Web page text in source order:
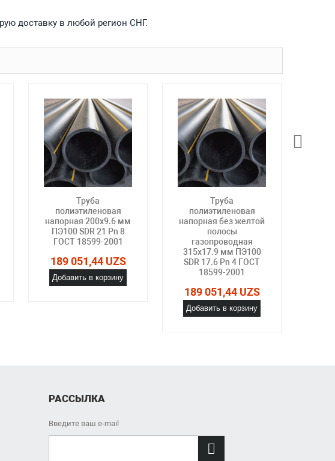
доставку в любой регион СНГ.
Труба
полиэтиленовая
напорная 200х9.6 мм
ПЭ100 SDR 21 Pn 8
ГОСТ 18599-2001
189 051,44 UZS
Добавить в корзину
Труба
полиэтиленовая
напорная без желтой
полосы
газопроводная
315х17.9 мм ПЭ100
SDR 17.6 Pn 4 ГОСТ
18599-2001
189 051,44 UZS
Добавить в корзину
РАССЫЛКА
Введите ваш e-mail
